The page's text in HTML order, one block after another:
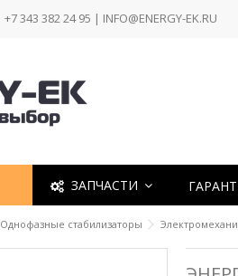
+7 343 382 24 95 | INFO@ENERGY-EK.RU
ЗАПЧАСТИ
Однофазные стабилизаторы